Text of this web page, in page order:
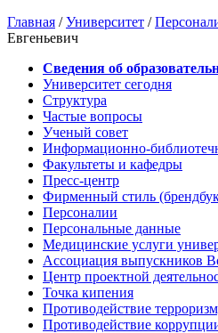
Главная /Университет /
Евгеньевич
Сведения об
Университет сегодня
Структура
Частые вопросы
Ученый совет
Информационно-
Факультеты и кафедры
Пресс-центр
Фирменный стиль
Персоналии
Персональные данные
Медицинские услуги
Ассоциация выпускников
Центр проектной
Точка кипения
Противодействие
Противодействие